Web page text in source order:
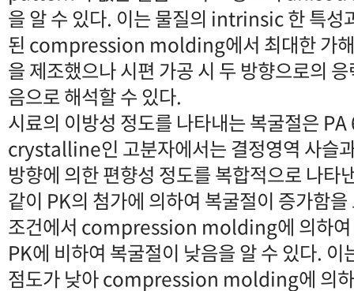
을 알 수 있다. 이는 물질의 intrinsic 한 특성
된 compression molding에서 최대한 가해
을 제조했으나 시편 가공 시 두 방향으로의
음으로 해석할 수 있다.
시료의 이방성 정도를 나타내는 복굴절은
crystalline인 고분자에서는 결정영역 사슬
방향에 의한 편향성 정도를 복합적으로 나타
같이 PK의 첨가에 의하여 복굴절이 증가함
조건에서 compression molding에 의하여
PK에 비하여 복굴절이 낮음을 알 수 있다.
점도가 낮아 compression molding에 의하